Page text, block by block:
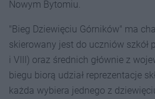
Nowym Bytomiu.
"Bieg Dziewięciu Górników" ma
skierowany jest do uczniów szkół
i VIII) oraz średnich głównie z
biegu biorą udział reprezentacje
każda wybiera jednego z